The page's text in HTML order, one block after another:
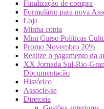
Finalização de compra
Formulário para nova
Loja
Minha conta
Mini Curso Políticas
Promo Novembro 20%
Realize o pagamento da
XX Jornada Sul-Rio-
Documentação
Histórico
Associe-se
Diretoria